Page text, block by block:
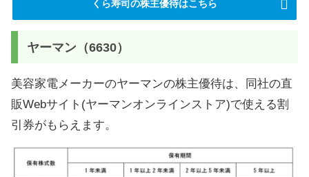
くら寿司の株主優待はこちら
ヤーマン（6630）
美容家電メーカーのヤーマンの株主優待は、同社の直
販Webサイト(ヤーマンオンラインストア)で使える割
引券がもらえます。